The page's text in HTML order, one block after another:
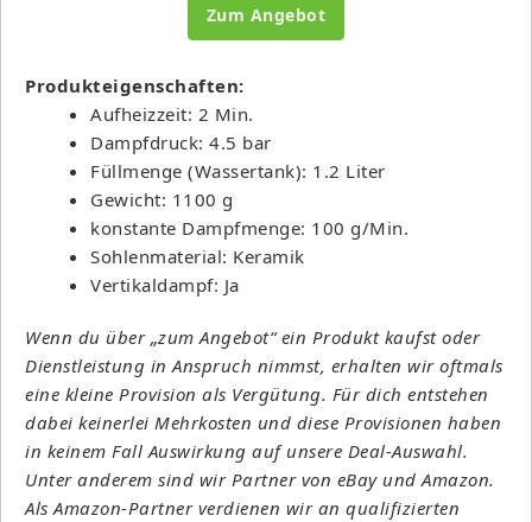
Zum Angebot
Produkteigenschaften:
Aufheizzeit: 2 Min.
Dampfdruck: 4.5 bar
Füllmenge (Wassertank): 1.2 Liter
Gewicht: 1100 g
konstante Dampfmenge: 100 g/Min.
Sohlenmaterial: Keramik
Vertikaldampf: Ja
Wenn du über „zum Angebot“ ein Produkt kaufst oder
Dienstleistung in Anspruch nimmst, erhalten wir oftmals
eine kleine Provision als Vergütung. Für dich entstehen
dabei keinerlei Mehrkosten und diese Provisionen haben
in keinem Fall Auswirkung auf unsere Deal-Auswahl.
Unter anderem sind wir Partner von eBay und Amazon.
Als Amazon-Partner verdienen wir an qualifizierten